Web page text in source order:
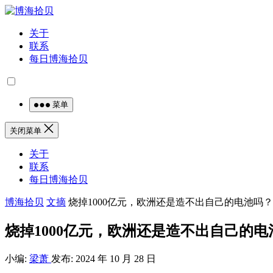
关于
联系
每日博海拾贝
菜单
关闭菜单
关于
联系
每日博海拾贝
博海拾贝 文摘 烧掉1000亿元，欧洲还是造不出自己的电池吗？
烧掉1000亿元，欧洲还是造不出自己的电
小编: 梁萧 发布: 2024 年 10 月 28 日